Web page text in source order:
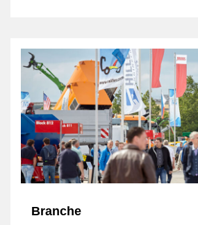
Branche